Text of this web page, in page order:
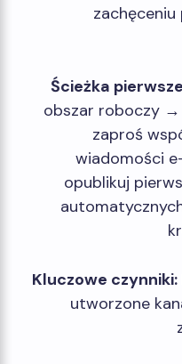
Ścieżka
obszar roboczy →
zaproś
wiadomości
opublikuj
Kluczowe czynniki:
utworzone